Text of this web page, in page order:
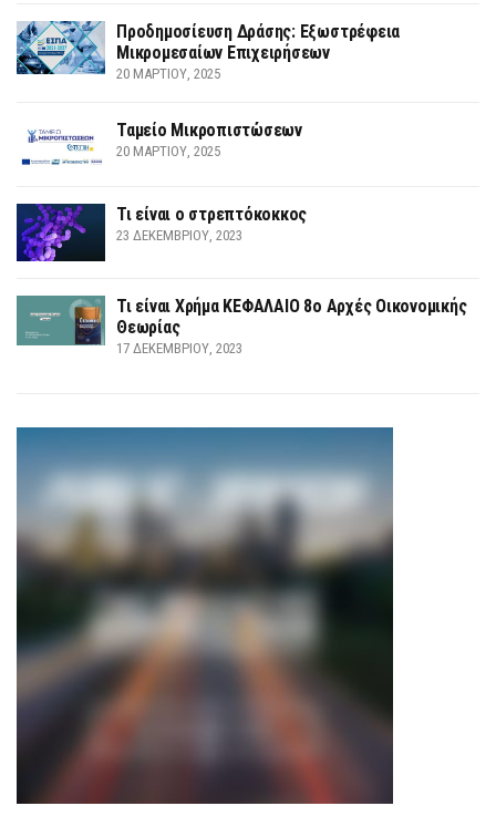
Προδημοσίευση Δράσης: Εξωστρέφεια
Μικρομεσαίων Επιχειρήσεων
20 ΜΑΡΤΊΟΥ, 2025
Ταμείο Μικροπιστώσεων
20 ΜΑΡΤΊΟΥ, 2025
Τι είναι ο στρεπτόκοκκος
23 ΔΕΚΕΜΒΡΊΟΥ, 2023
Τι είναι Χρήμα ΚΕΦΑΛΑΙΟ 8ο Αρχές Οικονομικής
Θεωρίας
17 ΔΕΚΕΜΒΡΊΟΥ, 2023